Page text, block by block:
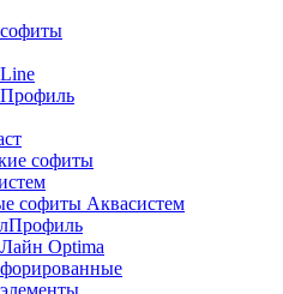
софиты
софиты Аквасистем
Optima